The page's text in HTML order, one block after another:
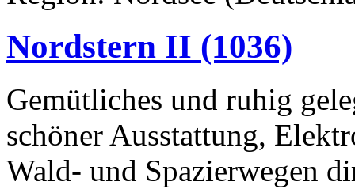
Nordstern II (1036)
Gemütliches und ruhig
schöner Ausstattung,
Wald- und Spazierwegen